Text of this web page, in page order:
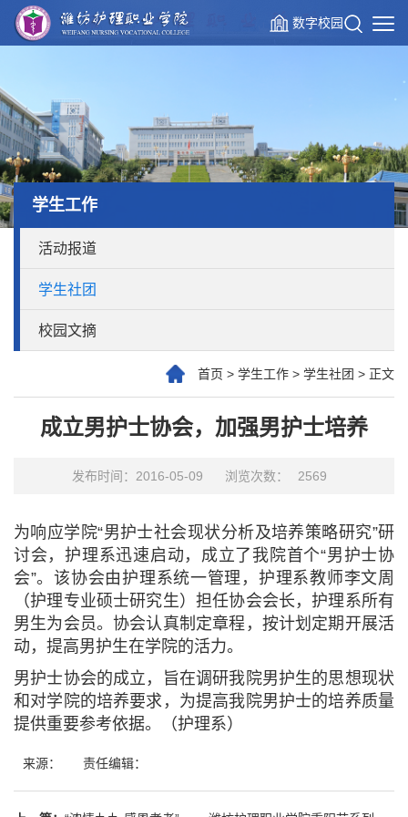
数字校园
学生工作
活动报道
学生社团
校园文摘
首页 > 学生工作 > 学生社团 > 正文
成立男护士协会，加强男护士培养
发布时间：2016-05-09 浏览次数： 2569
为响应学院“男护士社会现状分析及培养策略研究”研
讨会，护理系迅速启动，成立了我院首个“男护士协
会”。该协会由护理系统一管理，护理系教师李文周
（护理专业硕士研究生）担任协会会长，护理系所有
男生为会员。协会认真制定章程，按计划定期开展活
动，提高男护生在学院的活力。
男护士协会的成立，旨在调研我院男护生的思想现状
和对学院的培养要求，为提高我院男护士的培养质量
提供重要参考依据。（护理系）
来源： 责任编辑：